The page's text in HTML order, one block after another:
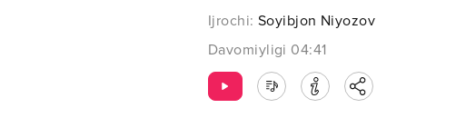
Ijrochi: Soyibjon Niyozov
Davomiyligi 04:41